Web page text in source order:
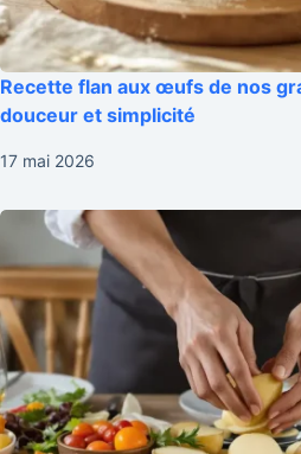
Recette flan aux œufs de nos
douceur et simplicité
17 mai 2026